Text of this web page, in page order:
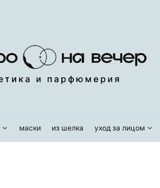
маски из шелка уход за лицом